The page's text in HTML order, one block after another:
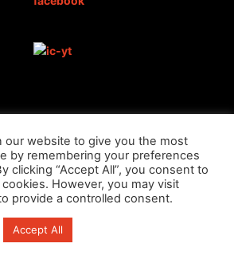
DATENSCHUTZ
IMPRESSUM
our website to give you the most
by remembering your preferences
clicking “Accept All”, you consent to
However, you may visit
provide a controlled consent.
Accept All